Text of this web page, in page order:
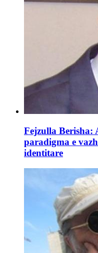
Fejzulla Berisha:
paradigma e
identitare